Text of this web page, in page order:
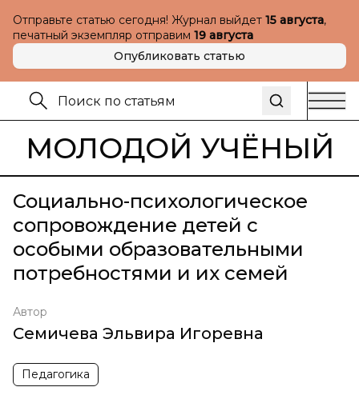
Отправьте статью сегодня! Журнал выйдет 15 августа,
печатный экземпляр отправим 19 августа
Опубликовать статью
МОЛОДОЙ УЧЁНЫЙ
Социально-психологическое
сопровождение детей с
особыми образовательными
потребностями и их семей
Автор
Семичева Эльвира Игоревна
Педагогика